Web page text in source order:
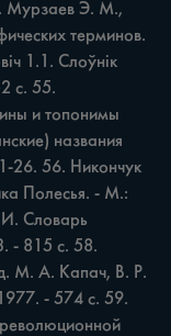
Мурзаев Э. М.,
терминов.
1.1. Слоўнік
с. 55.
и топонимы
названия
26. 56. Никончук
Полесья. - М.:
Словарь
- 815 с. 58.
М. А. Капач, В. Р.
- 574 с. 59.